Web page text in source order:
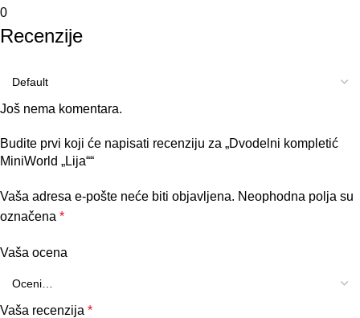
0
Recenzije
Još nema komentara.
Budite prvi koji će napisati recenziju za „Dvodelni kompletić
MiniWorld „Lija““
Vaša adresa e-pošte neće biti objavljena. Neophodna polja su
označena *
Vaša ocena
Vaša recenzija *